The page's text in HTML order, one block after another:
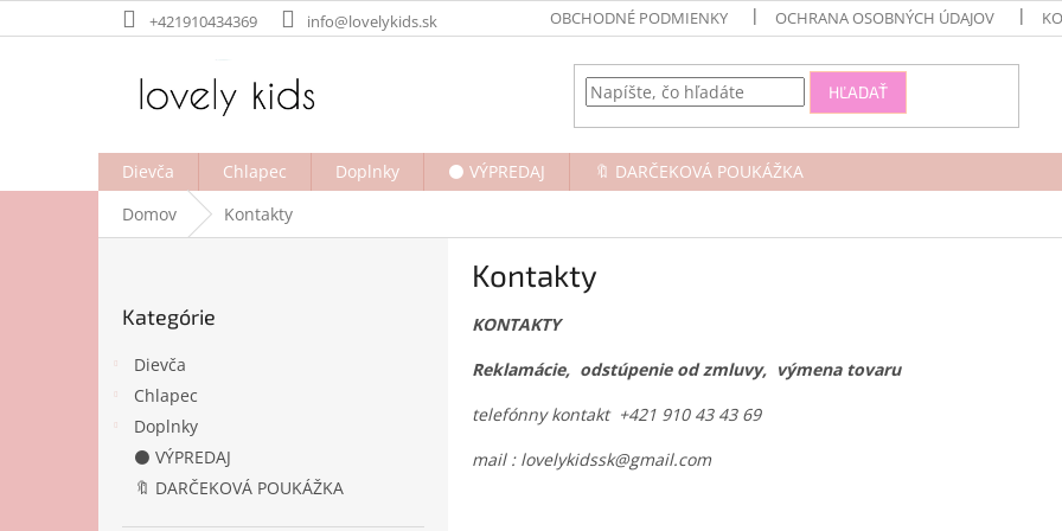
na
+421910434369 info@lovelykids.sk OBCHODNÉ PODMIENKY OCHRANA OSOBNÝCH ÚDAJOV
HĽADAŤ
Dievča Chlapec Doplnky ⚫ VÝPREDAJ
🔖 DARČEKOVÁ POUKÁŽKA
Domov
Kontakty
kategórie
Kategórie
Dievča
Chlapec
Doplnky
⚫ VÝPREDAJ
🔖 DARČEKOVÁ POUKÁŽKA
Kontakty
KONTAKTY
Reklamácie, odstúpenie od zmluvy, výmena tovaru
telefónny kontakt +421 910 43 43 69
mail : lovelykidssk@gmail.com